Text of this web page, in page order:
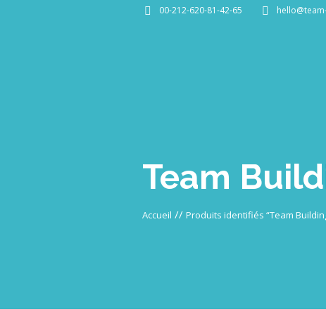
00-212-620-81-42-65
Team
Accueil // Produits identifiés “Team